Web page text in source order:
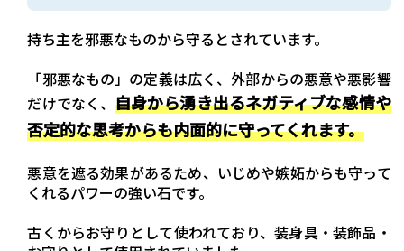
持ち主を邪悪なものから守るとされています。
「邪悪なもの」の定義は広く、外部からの悪意や悪影響
だけでなく、自身から湧き出るネガティブな感情や
否定的な思考からも内面的に守ってくれます。
悪意を遮る効果があるため、いじめや嫉妬からも守って
くれるパワーの強い石です。
古くからお守りとして使われており、装身具・装飾品・